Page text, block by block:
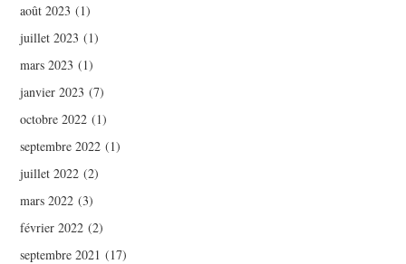
août 2023 (1)
juillet 2023 (1)
mars 2023 (1)
janvier 2023 (7)
octobre 2022 (1)
septembre 2022 (1)
juillet 2022 (2)
mars 2022 (3)
février 2022 (2)
septembre 2021 (17)